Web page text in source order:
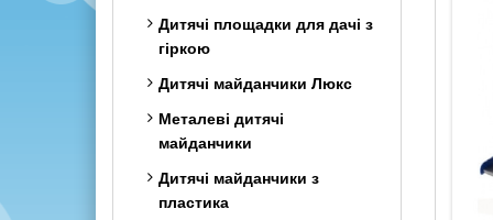
Трансформер
Класика з дерева
Шведська стінка Комбі
(2в1)
Дитячі комплекси з
рукоходом
Дитячі площадки для дачі з
гіркою
Дитячі майданчики Люкс
Металеві дитячі
майданчики
Дитячі майданчики з
пластика